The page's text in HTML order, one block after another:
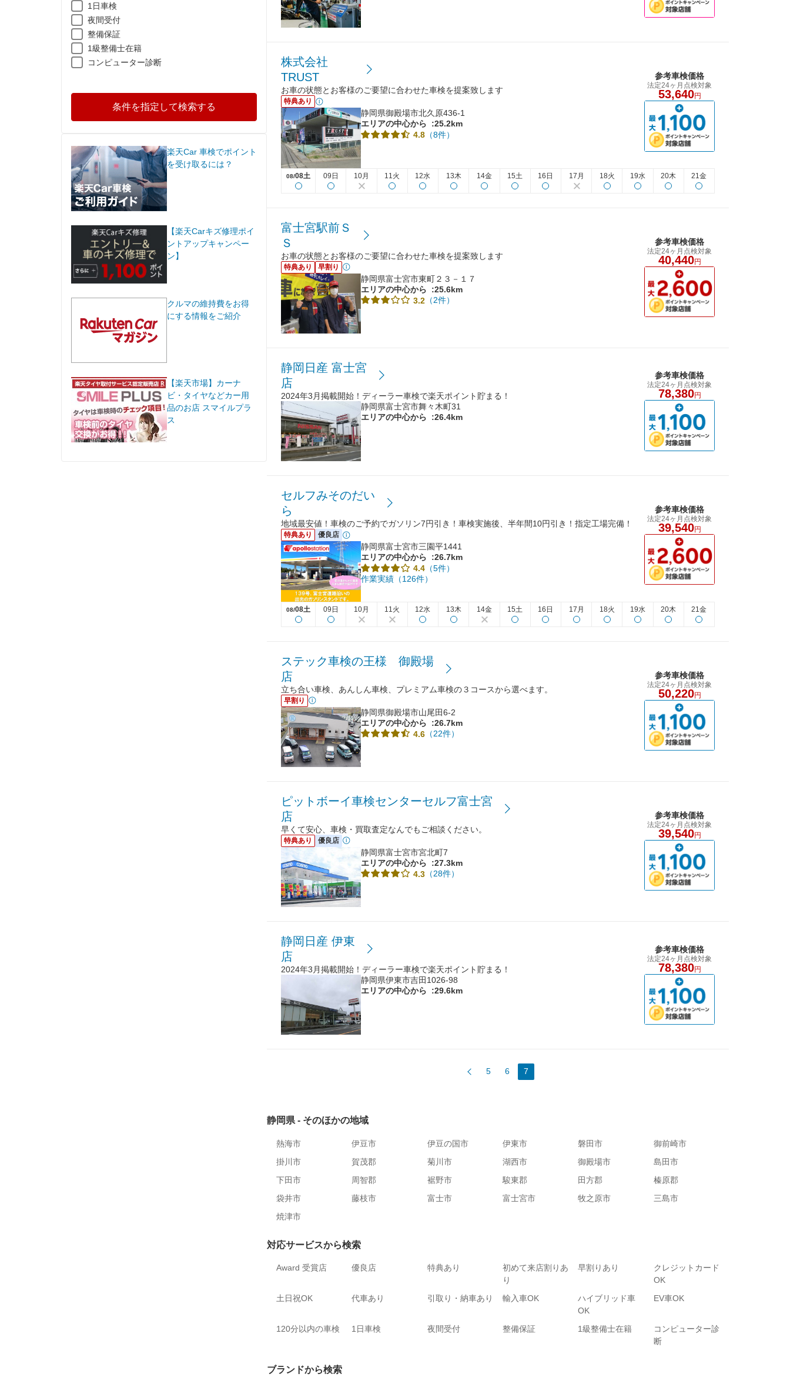
1日車検
夜間受付
整備保証
1級整備士在籍
コンピューター診断
条件を指定して検索する
楽天Car 車検でポイント
を受け取るには？
【楽天Carキズ修理ポイ
ントアップキャンペー
ン】
クルマの維持費をお得
にする情報をご紹介
【楽天市場】カーナ
ビ・タイヤなどカー用
品のお店 スマイルプラ
ス
株式会社
TRUST
お車の状態とお客様のご要望に合わせた車検を提案致します
特典あり
静岡県御殿場市北久原436-1
エリアの中心から
:25.2km
4.8 （8件）
参考車検価格
法定24ヶ月点検対象
53,640円
08/08土 09日 10月 11火 12水 13木 14金 15土 16日 17月 18火 19水 20木 21金
富士宮駅前Ｓ
Ｓ
お車の状態とお客様のご要望に合わせた車検を提案致します
特典あり 早割り
静岡県富士宮市東町２３－１７
エリアの中心から
:25.6km
3.2 （2件）
参考車検価格
法定24ヶ月点検対象
40,440円
静岡日産 富士宮
店
2024年3月掲載開始！ディーラー車検で楽天ポイント貯まる！
静岡県富士宮市舞々木町31
エリアの中心から
:26.4km
参考車検価格
法定24ヶ月点検対象
78,380円
セルフみそのだい
ら
地域最安値！車検のご予約でガソリン7円引き！車検実施後、半年間10円引き！指定工場完備！
特典あり 優良店
静岡県富士宮市三園平1441
エリアの中心から
:26.7km
4.4 （5件）
作業実績（126件）
参考車検価格
法定24ヶ月点検対象
39,540円
08/08土 09日 10月 11火 12水 13木 14金 15土 16日 17月 18火 19水 20木 21金
ステック車検の王様 御殿場
店
立ち合い車検、あんしん車検、プレミアム車検の３コースから選べます。
早割り
静岡県御殿場市山尾田6-2
エリアの中心から
:26.7km
4.6 （22件）
参考車検価格
法定24ヶ月点検対象
50,220円
ピットボーイ車検センターセルフ富士宮
店
早くて安心、車検・買取査定なんでもご相談ください。
特典あり 優良店
静岡県富士宮市宮北町7
エリアの中心から
:27.3km
4.3 （28件）
参考車検価格
法定24ヶ月点検対象
39,540円
静岡日産 伊東
店
2024年3月掲載開始！ディーラー車検で楽天ポイント貯まる！
静岡県伊東市吉田1026-98
エリアの中心から
:29.6km
参考車検価格
法定24ヶ月点検対象
78,380円
5 6 7
静岡県 - そのほかの地域
熱海市 伊豆市 伊豆の国市 伊東市 磐田市
御前崎市
掛川市
賀茂郡 菊川市 湖西市 御殿場市
島田市
下田市
周智郡 裾野市 駿東郡 田方郡
榛原郡
袋井市
藤枝市 富士市 富士宮市 牧之原市
三島市
焼津市
対応サービスから検索
Award 受賞店 優良店 特典あり
初めて来店割りあ
り
早割りあり
クレジットカード
OK
土日祝OK
代車あり 引取り・納車あり 輸入車OK
ハイブリッド車
OK
EV車OK
120分以内の車検 1日車検 夜間受付 整備保証 1級整備士在籍
コンピューター診
断
ブランドから検索